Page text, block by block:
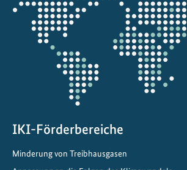
g
y
T
r
a
n
die
Projektkarte
IKI-Förderbereiche
Minderung von Treibhausgasen